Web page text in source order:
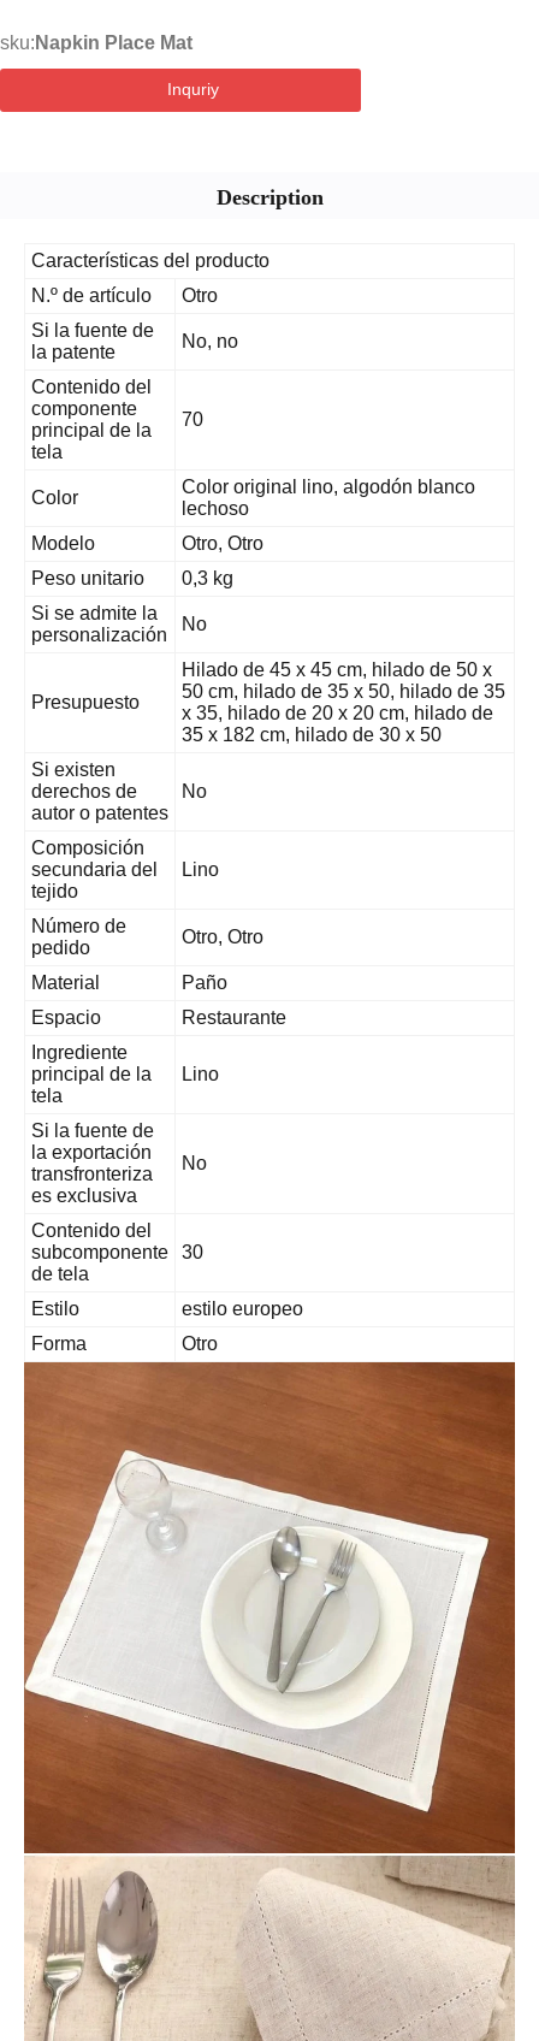
sku: Napkin Place Mat
Inquriy
Description
Características del producto
N.º de artículo
Otro
Si la fuente de
la patente
No, no
Contenido del
componente
principal de la
tela
70
Color
Color original lino, algodón blanco
lechoso
Modelo
Otro, Otro
Peso unitario
0,3 kg
Si se admite la
personalización
No
Presupuesto
Hilado de 45 x 45 cm, hilado de 50 x
50 cm, hilado de 35 x 50, hilado de 35
x 35, hilado de 20 x 20 cm, hilado de
35 x 182 cm, hilado de 30 x 50
Si existen
derechos de
autor o patentes
No
Composición
secundaria del
tejido
Lino
Número de
pedido
Otro, Otro
Material
Paño
Espacio
Restaurante
Ingrediente
principal de la
tela
Lino
Si la fuente de
la exportación
transfronteriza
es exclusiva
No
Contenido del
subcomponente
de tela
30
Estilo
estilo europeo
Forma
Otro